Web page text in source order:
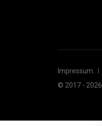
Impressum
© 2017 - 2026